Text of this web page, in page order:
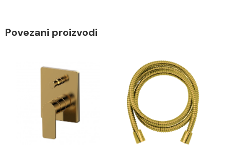
Povezani proizvodi